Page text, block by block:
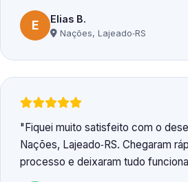
E Elias B.
Nações, Lajeado‑RS
Fiquei muito satisfeito com o
Nações, Lajeado‑RS. Chegaram
processo e deixaram tudo